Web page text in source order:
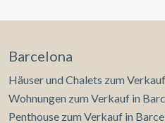
Barcelona
Häuser und Chalets zum
Wohnungen zum Verkauf in
Penthouse zum Verkauf in